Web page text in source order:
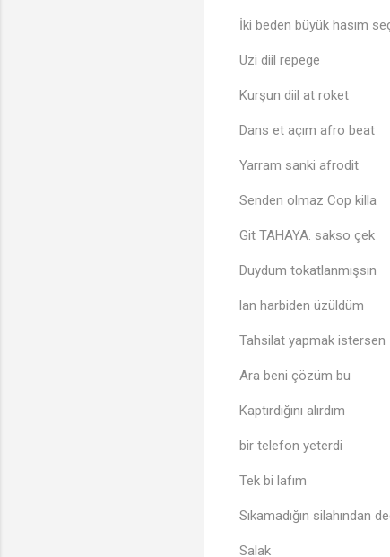
İki beden büyük hasım
Uzi diil repege
Kurşun diil at roket
Dans et açım afro beat
Yarram sanki afrodit
Senden olmaz Cop killa
Git TAHAYA. sakso çek
Duydum tokatlanmışsın
lan harbiden üzüldüm
Tahsilat yapmak istersen
Ara beni çözüm bu
Kaptırdığını alırdım
bir telefon yeterdi
Tek bi lafım
Sıkamadığın silahından
Salak